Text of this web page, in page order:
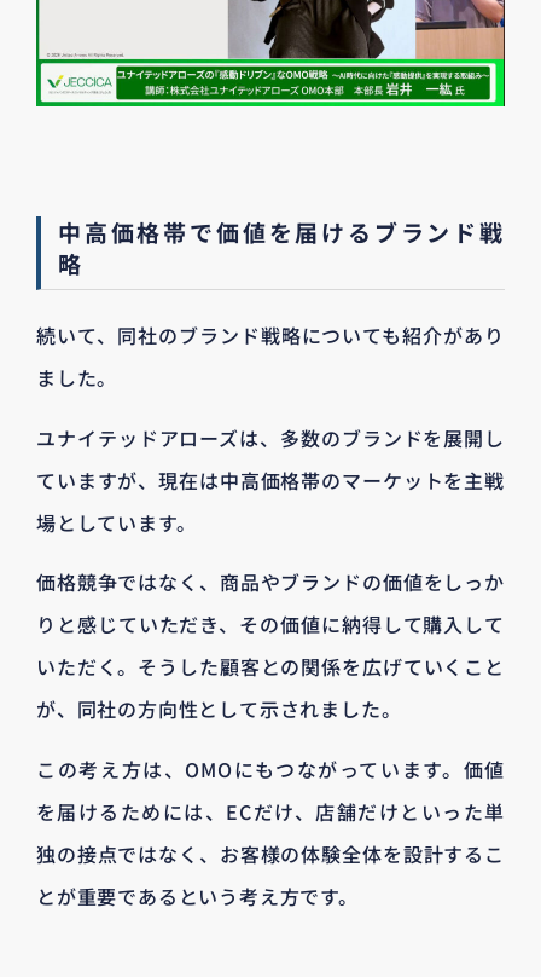
中高価格帯で価値を届けるブランド戦
略
続いて、同社のブランド戦略についても紹介があり
ました。
ユナイテッドアローズは、多数のブランドを展開し
ていますが、現在は中高価格帯のマーケットを主戦
場としています。
価格競争ではなく、商品やブランドの価値をしっか
りと感じていただき、その価値に納得して購入して
いただく。そうした顧客との関係を広げていくこと
が、同社の方向性として示されました。
この考え方は、OMOにもつながっています。価値
を届けるためには、ECだけ、店舗だけといった単
独の接点ではなく、お客様の体験全体を設計するこ
とが重要であるという考え方です。